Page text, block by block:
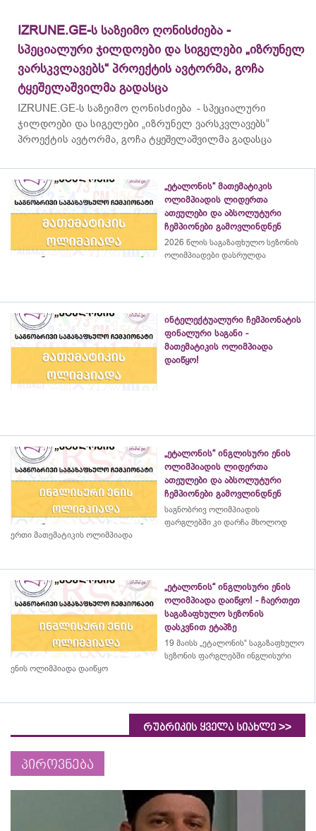
IZRUNE.GE-ს საზეიმო ღონისძიება -
სპეციალური ჯილდოები და სიგელები „იზრუნელ
ვარსკვლავებს“ პროექტის ავტორმა, გოჩა
ტყეშელაშვილმა გადასცა
IZRUNE.GE-ს საზეიმო ღონისძიება - სპეციალური
ჯილდოები და სიგელები „იზრუნელ ვარსკვლავებს“
პროექტის ავტორმა, გოჩა ტყეშელაშვილმა გადასცა
„ეტალონის“ მათემატიკის
ოლიმპიადის ლიდერთა
ათეულები და აბსოლუტური
ჩემპიონები გამოვლინდნენ
2026 წლის საგაზაფხულო სეზონის
ოლიმპიადები დასრულდა
ინტელექტუალური ჩემპიონატის
ფინალური საგანი -
მათემატიკის ოლიმპიადა
დაიწყო!
„ეტალონის“ ინგლისური ენის
ოლიმპიადის ლიდერთა
ათეულები და აბსოლუტური
ჩემპიონები გამოვლინდნენ
საგნობრივ ოლიმპიადის
ფარგლებში კი დარჩა მხოლოდ
ერთი მათემატიკის ოლიმპიადა
„ეტალონის“ ინგლისური ენის
ოლიმპიადა დაიწყო! - ჩაერთეთ
საგაზაფხულო სეზონის
დასკვნით ეტაპზე
19 მაისს „ეტალონის“ საგაზაფხულო
სეზონის ფარგლებში ინგლისური
ენის ოლიმპიადა დაიწყო
რუბრიკის ყველა სიახლე >>
პიროვნება